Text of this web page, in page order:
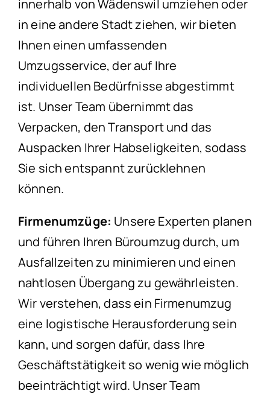
innerhalb von Wädenswil umziehen oder
in eine andere Stadt ziehen, wir bieten
Ihnen einen umfassenden
Umzugsservice, der auf Ihre
individuellen Bedürfnisse abgestimmt
ist. Unser Team übernimmt das
Verpacken, den Transport und das
Auspacken Ihrer Habseligkeiten, sodass
Sie sich entspannt zurücklehnen
können.
Firmenumzüge: Unsere Experten planen
und führen Ihren Büroumzug durch, um
Ausfallzeiten zu minimieren und einen
nahtlosen Übergang zu gewährleisten.
Wir verstehen, dass ein Firmenumzug
eine logistische Herausforderung sein
kann, und sorgen dafür, dass Ihre
Geschäftstätigkeit so wenig wie möglich
beeinträchtigt wird. Unser Team